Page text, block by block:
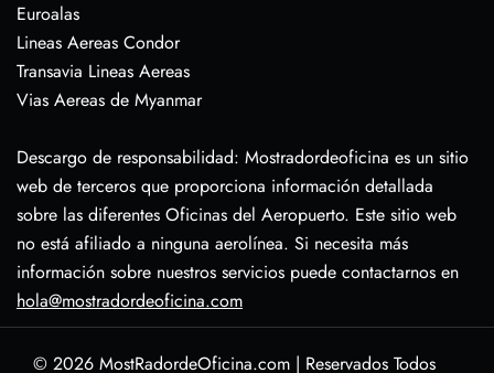
Euroalas
Lineas Aereas Condor
Transavia Lineas Aereas
Vias Aereas de Myanmar
Descargo de responsabilidad: Mostradordeoficina es un sitio
web de terceros que proporciona información detallada
sobre las diferentes Oficinas del Aeropuerto. Este sitio web
no está afiliado a ninguna aerolínea. Si necesita más
información sobre nuestros servicios puede contactarnos en
hola@mostradordeoficina.com
© 2026 MostRadordeOficina.com | Reservados Todos